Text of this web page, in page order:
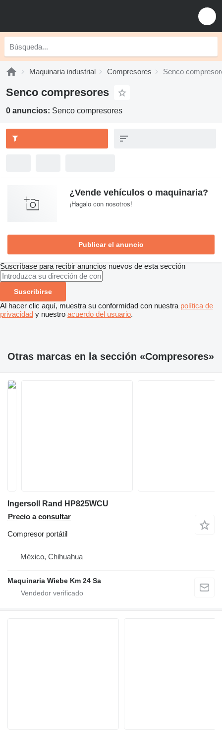
Maquinaria industrial Compresores Senco
Senco compresores
0 anuncios: Senco compresores
¿Vende vehículos o maquinaria?
¡Hagalo con nosotros!
Publicar el anuncio
Suscríbase para recibir anuncios nuevos de esta sección
Suscribirse
Al hacer clic aquí, muestra su conformidad con nuestra política de
privacidad y nuestro acuerdo del usuario.
Otras marcas en la sección «Compresores»
Ingersoll Rand HP825WCU
Precio a consultar
Compresor portátil
México, Chihuahua
Maquinaria Wiebe Km 24 Sa